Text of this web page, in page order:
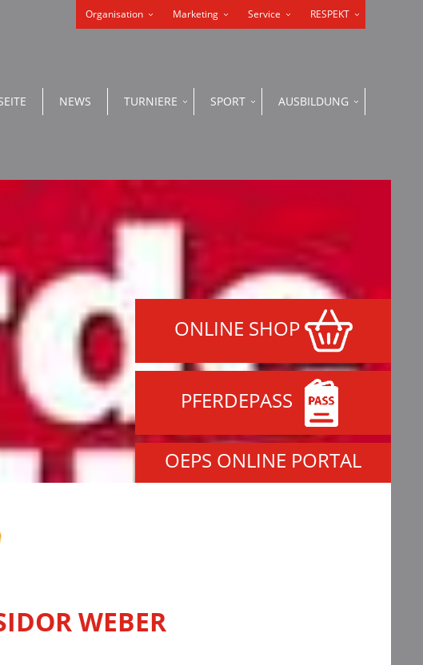
Organisation Marketing Service RESPEKT
NEWS TURNIERE SPORT AUSBILDUNG
ONLINE SHOP
PFERDEPASS
OEPS ONLINE PORTAL
WEBER